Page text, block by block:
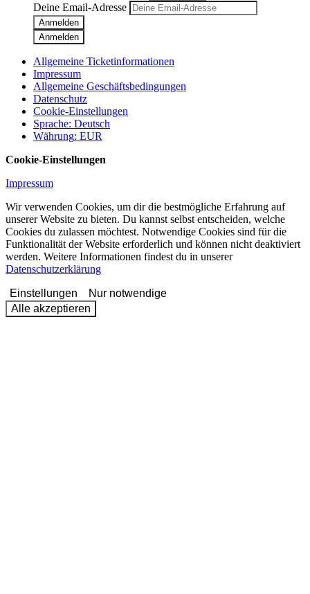
Deine Email-Adresse
Anmelden
Anmelden
Allgemeine Ticketinformationen
Impressum
Allgemeine Geschäftsbedingungen
Datenschutz
Cookie-Einstellungen
Sprache: Deutsch
Währung: EUR
Cookie-Einstellungen
Impressum
Wir verwenden Cookies, um dir die bestmögliche Erfahrung auf
unserer Website zu bieten. Du kannst selbst entscheiden, welche
Cookies du zulassen möchtest. Notwendige Cookies sind für die
Funktionalität der Website erforderlich und können nicht deaktiviert
werden. Weitere Informationen findest du in unserer
Datenschutzerklärung
Einstellungen
Nur notwendige
Alle akzeptieren